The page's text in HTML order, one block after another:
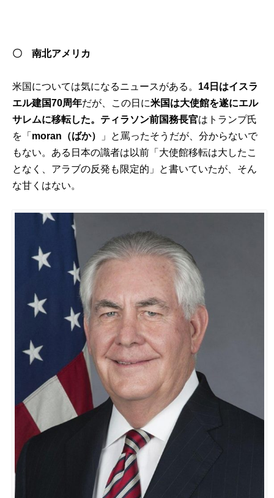
〇 南北アメリカ
米国については気になるニュースがある。 14日はイスラ
エル建国70周年だが、この日に米国は大使館を遂にエル
サレムに移転した。ティラソン前国務長官はトランプ氏
を「 moran（ばか）
」と罵ったそうだが、分からないで
もない。ある日本の識者は以前「大使館移転は大したこ
となく、アラブの反発も限定的」と書いていたが、そん
な甘くはない。